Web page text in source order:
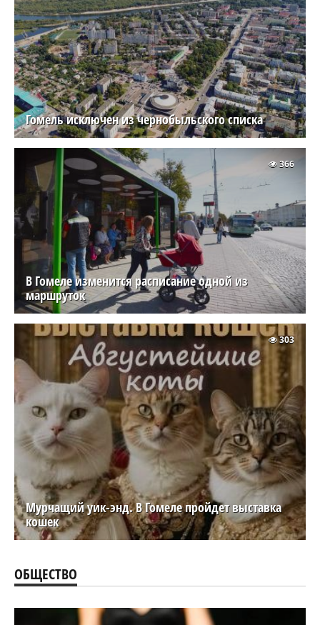
Гомель исключен из чернобыльского списка
В Гомеле изменится расписание одной из
маршруток
366
Мурчащий уик-энд. В Гомеле пройдет выставка
кошек
303
ОБЩЕСТВО